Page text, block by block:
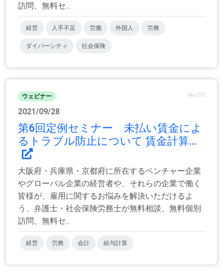
訪問、無料セ...
経営 人手不足 労働 外国人 労務
ダイバーシティ 社会保険
ウェビナー No.270
2021/09/28
第6回定例セミナー 未払い賃金によ
るトラブル防止について 賃金計算...
大阪府・兵庫県・京都府に所在するベンチャー企業
やグローバル企業の経営者や、それらの企業で働く
皆様が、雇用に関するお悩みを解決いただけるよ
う、弁護士・社会保険労務士が無料相談、無料個別
訪問、無料セ...
経営 労務 会計 給与計算